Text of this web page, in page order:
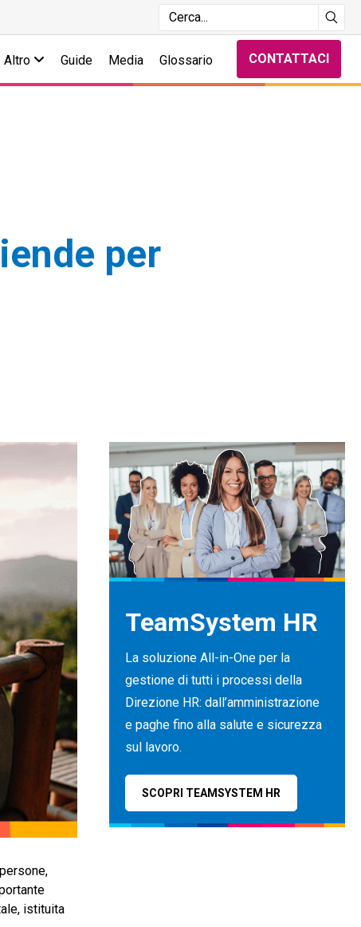
Altro Guide Media Glossario CONTATTACI
per
istituita
TeamSystem HR
La soluzione All-in-One per la
gestione di tutti i processi della
Direzione HR: dall’amministrazione
e paghe fino alla salute e sicurezza
sul lavoro.
SCOPRI TEAMSYSTEM HR